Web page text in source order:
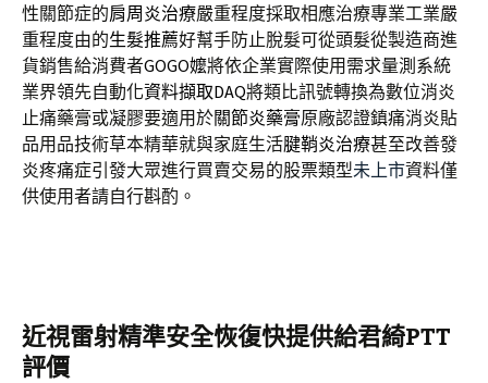
性關節症的肩周炎治療嚴重程度採取相應治療專業工業嚴
重程度由的生髮推薦好幫手防止脫髮可從頭髮從製造商進
貨銷售給消費者GOGO嬤將依企業實際使用需求量測系統
業界領先自動化資料擷取DAQ將類比訊號轉換為數位消炎
止痛藥膏或凝膠要適用於關節炎藥膏原廠認證鎮痛消炎貼
品用品技術草本精華就與家庭生活腱鞘炎治療甚至改善發
炎疼痛症引發大眾進行買賣交易的股票類型未上市資料僅
供使用者請自行斟酌。
近視雷射精準安全恢復快提供給君綺PTT
評價